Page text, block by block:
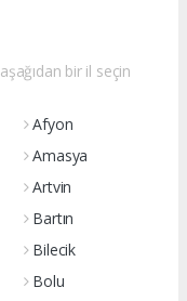
bir il seçin
Afyon
Amasya
Artvin
Bartın
Bilecik
Bolu